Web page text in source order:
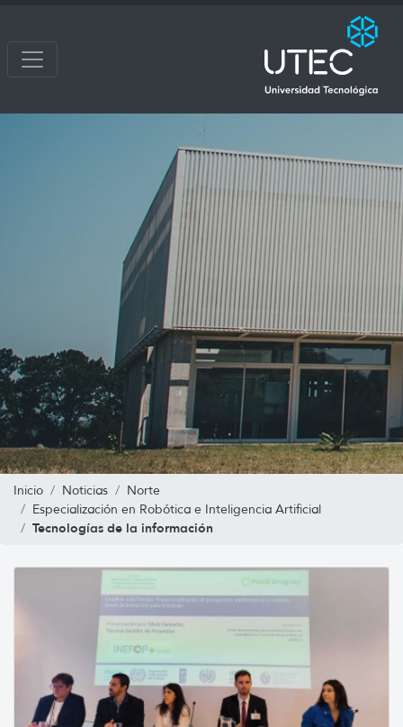
Inicio Noticias
Norte
Especialización en Robótica e Inteligencia Artificial
Tecnologías de la información